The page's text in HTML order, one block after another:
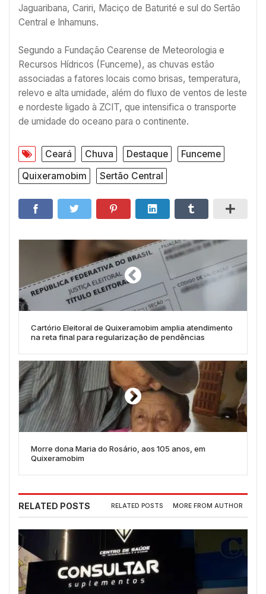
Jaguaribana, Cariri, Maciço de Baturité e sul do Sertão
Central e Inhamuns.
Segundo a Fundação Cearense de Meteorologia e
Recursos Hídricos (Funceme), as chuvas estão
associadas a fatores locais como brisas, temperatura,
relevo e alta umidade, além do fluxo de ventos de leste
e nordeste ligado à ZCIT, que intensifica o transporte
de umidade do oceano para o continente.
Ceará Chuva Destaque
Funceme
Quixeramobim
Sertão Central
Cartório Eleitoral de Quixeramobim amplia atendimento
na reta final para regularização de pendências
Morre dona Maria do Rosário, aos 105 anos, em
Quixeramobim
RELATED POSTS RELATED POSTS MORE FROM AUTHOR